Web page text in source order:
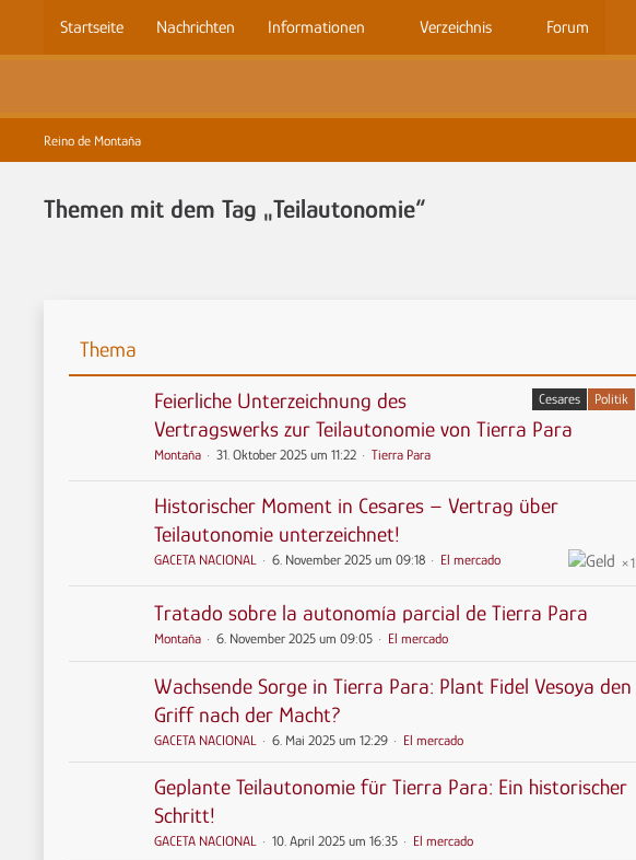
Startseite Nachrichten Informationen Verzeichnis Forum
Reino de Montaña
Themen mit dem Tag „Teilautonomie“
Thema
Cesares Politik
Feierliche Unterzeichnung des
Vertragswerks zur Teilautonomie von Tierra Para
Montaña 31. Oktober 2025 um 11:22 Tierra Para
Historischer Moment in Cesares – Vertrag über
Teilautonomie unterzeichnet!
1
GACETA NACIONAL 6. November 2025 um 09:18 El mercado
Tratado sobre la autonomía parcial de Tierra Para
Montaña 6. November 2025 um 09:05 El mercado
Wachsende Sorge in Tierra Para: Plant Fidel Vesoya den
Griff nach der Macht?
GACETA NACIONAL 6. Mai 2025 um 12:29 El mercado
Geplante Teilautonomie für Tierra Para: Ein historischer
Schritt!
GACETA NACIONAL 10. April 2025 um 16:35 El mercado